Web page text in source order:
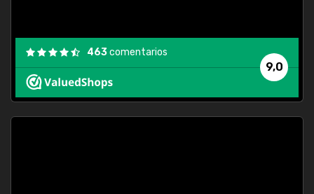
9,0
463comentarios